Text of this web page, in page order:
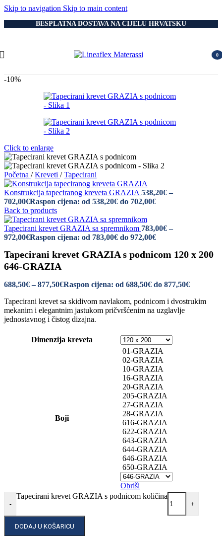
Skip to navigation Skip to main content
BESPLATNA DOSTAVA NA CIJELU HRVATSKU
0
-10%
Click to enlarge
Početna / Kreveti / Tapecirani
Konstrukcija tapeciranog kreveta GRAZIA 538,20€ –
702,00€Raspon cijena: od 538,20€ do 702,00€
Back to products
Tapecirani krevet GRAZIA sa spremnikom 783,00€ –
972,00€Raspon cijena: od 783,00€ do 972,00€
Tapecirani krevet GRAZIA s podnicom 120 x 200
646-GRAZIA
688,50€ – 877,50€Raspon cijena: od 688,50€ do 877,50€
Tapecirani krevet sa skidivom navlakom, podnicom i dvostrukim
mekanim i elegantnim jastukom pričvršćenim na uzglavlje
jednostavnog i čistog dizajna.
Dimenzija kreveta
Boji
01-GRAZIA
02-GRAZIA
10-GRAZIA
16-GRAZIA
20-GRAZIA
205-GRAZIA
27-GRAZIA
28-GRAZIA
616-GRAZIA
622-GRAZIA
643-GRAZIA
644-GRAZIA
646-GRAZIA
650-GRAZIA
Obriši
-
Tapecirani krevet GRAZIA s podnicom količina
+
DODAJ U KOŠARICU